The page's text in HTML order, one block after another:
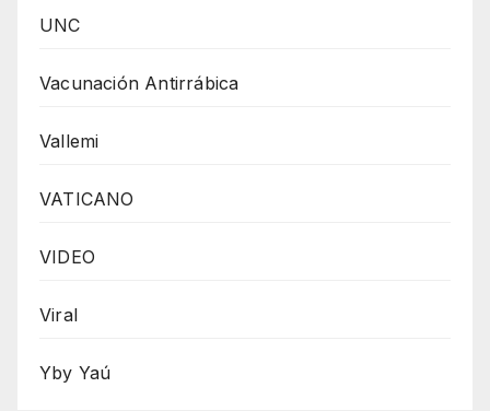
UNC
Vacunación Antirrábica
Vallemi
VATICANO
VIDEO
Viral
Yby Yaú